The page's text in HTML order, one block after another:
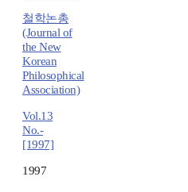
철학논총
(Journal of
the New
Korean
Philosophical
Association)
Vol.13
No.-
[1997]
1997